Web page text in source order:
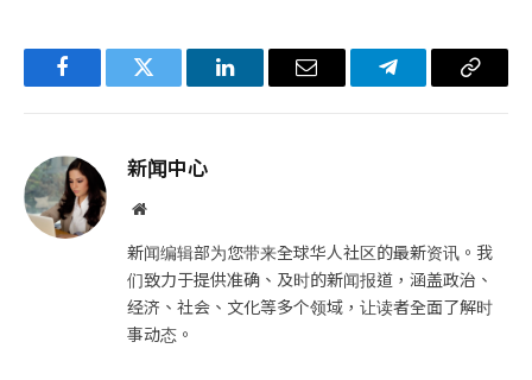
FacebookTwitter LinkedIn电
Telegram复
新闻中心
网
新闻编辑部为您带来全球华人社区的最新资讯。我
们致力于提供准确、及时的新闻报道，涵盖政治、
经济、社会、文化等多个领域，让读者全面了解时
事动态。